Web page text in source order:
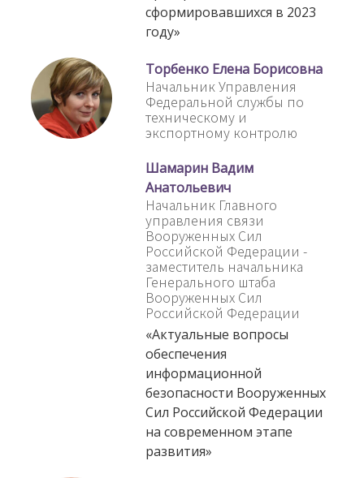
сформировавшихся в 2023
году»
Торбенко Елена Борисовна
Начальник Управления
Федеральной службы по
техническому и
экспортному контролю
Шамарин Вадим
Анатольевич
Начальник Главного
управления связи
Вооруженных Сил
Российской Федерации -
заместитель начальника
Генерального штаба
Вооруженных Сил
Российской Федерации
«Актуальные вопросы
обеспечения
информационной
безопасности Вооруженных
Сил Российской Федерации
на современном этапе
развития»